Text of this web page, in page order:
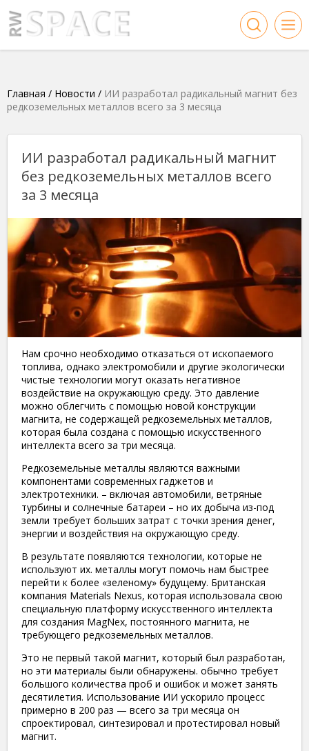
Главная / Новости / ИИ разработал радикальный магнит без
редкоземельных металлов всего за 3 месяца
ИИ разработал радикальный магнит
без редкоземельных металлов всего
за 3 месяца
Нам срочно необходимо отказаться от ископаемого
топлива, однако электромобили и другие экологически
чистые технологии могут оказать негативное
воздействие на окружающую среду. Это давление
можно облегчить с помощью новой конструкции
магнита, не содержащей редкоземельных металлов,
которая была создана с помощью искусственного
интеллекта всего за три месяца.
Редкоземельные металлы являются важными
компонентами современных гаджетов и
электротехники. – включая автомобили, ветряные
турбины и солнечные батареи – но их добыча из-под
земли требует больших затрат с точки зрения денег,
энергии и воздействия на окружающую среду.
В результате появляются технологии, которые не
используют их. металлы могут помочь нам быстрее
перейти к более «зеленому» будущему. Британская
компания Materials Nexus, которая использовала свою
специальную платформу искусственного интеллекта
для создания MagNex, постоянного магнита, не
требующего редкоземельных металлов.
Это не первый такой магнит, который был разработан,
но эти материалы были обнаружены. обычно требует
большого количества проб и ошибок и может занять
десятилетия. Использование ИИ ускорило процесс
примерно в 200 раз — всего за три месяца он
спроектировал, синтезировал и протестировал новый
магнит.